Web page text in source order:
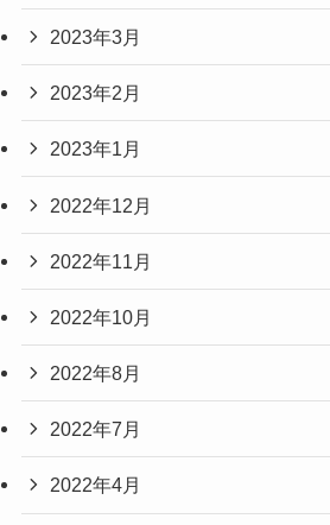
2023年3月
2023年2月
2023年1月
2022年12月
2022年11月
2022年10月
2022年8月
2022年7月
2022年4月